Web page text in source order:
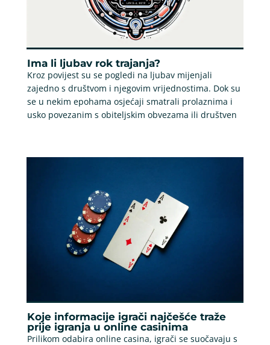
Ima li ljubav rok trajanja?
Kroz povijest su se pogledi na ljubav mijenjali
zajedno s društvom i njegovim vrijednostima. Dok su
se u nekim epohama osjećaji smatrali prolaznima i
usko povezanim s obiteljskim obvezama ili društven
Koje informacije igrači najčešće traže
prije igranja u online casinima
Prilikom odabira online casina, igrači se suočavaju s